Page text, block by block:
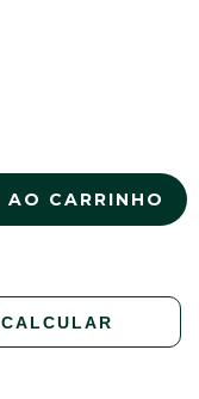
CALCULAR